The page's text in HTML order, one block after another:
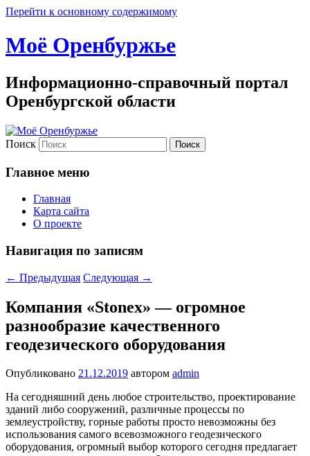
Перейти к основному содержимому
Моё Оренбуржье
Информационно-справочный портал
Оренбургской области
Поиск
Главное меню
Главная
Карта сайта
О проекте
Навигация по записям
← Предыдущая Следующая →
Компания «Stonex» — огромное
разнообразие качественного
геодезического оборудования
Опубликовано 21.12.2019 автором admin
На сегодняшний день любое строительство, проектирование
зданий либо сооружений, различные процессы по
землеустройству, горные работы просто невозможны без
использования самого всевозможного геодезического
оборудования, огромный выбор которого сегодня предлагает